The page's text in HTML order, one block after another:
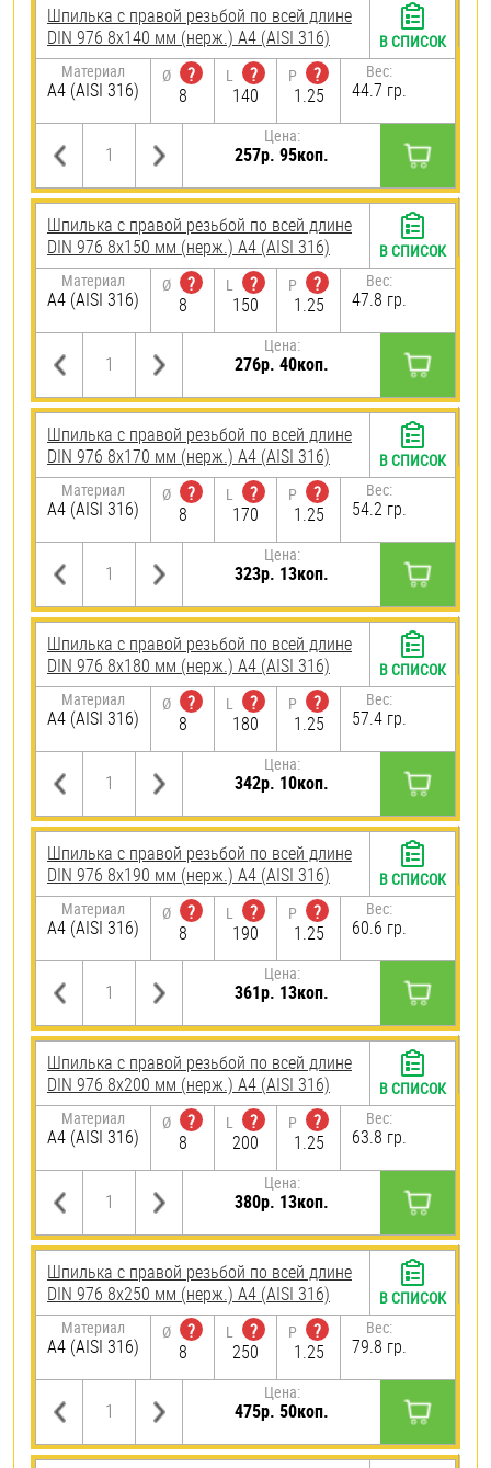
Шпилька с правой резьбой по всей длине
DIN 976 8х140 мм (нерж.) A4 (AISI 316)
Материал
A4 (AISI 316)
Ø
?
8
L
?
140
P
?
1.25
Вес:
44.7 гр.
Цена:
257р. 95коп.
В СПИСОК
Шпилька с правой резьбой по всей длине
DIN 976 8х150 мм (нерж.) A4 (AISI 316)
Материал
A4 (AISI 316)
Ø
?
8
L
?
150
P
?
1.25
Вес:
47.8 гр.
Цена:
276р. 40коп.
В СПИСОК
Шпилька с правой резьбой по всей длине
DIN 976 8х170 мм (нерж.) A4 (AISI 316)
Материал
A4 (AISI 316)
Ø
?
8
L
?
170
P
?
1.25
Вес:
54.2 гр.
Цена:
323р. 13коп.
В СПИСОК
Шпилька с правой резьбой по всей длине
DIN 976 8х180 мм (нерж.) A4 (AISI 316)
Материал
A4 (AISI 316)
Ø
?
8
L
?
180
P
?
1.25
Вес:
57.4 гр.
Цена:
342р. 10коп.
В СПИСОК
Шпилька с правой резьбой по всей длине
DIN 976 8х190 мм (нерж.) A4 (AISI 316)
Материал
A4 (AISI 316)
Ø
?
8
L
?
190
P
?
1.25
Вес:
60.6 гр.
Цена:
361р. 13коп.
В СПИСОК
Шпилька с правой резьбой по всей длине
DIN 976 8х200 мм (нерж.) A4 (AISI 316)
Материал
A4 (AISI 316)
Ø
?
8
L
?
200
P
?
1.25
Вес:
63.8 гр.
Цена:
380р. 13коп.
В СПИСОК
Шпилька с правой резьбой по всей длине
DIN 976 8х250 мм (нерж.) A4 (AISI 316)
Материал
A4 (AISI 316)
Ø
?
8
L
?
250
P
?
1.25
Вес:
79.8 гр.
Цена:
475р. 50коп.
В СПИСОК